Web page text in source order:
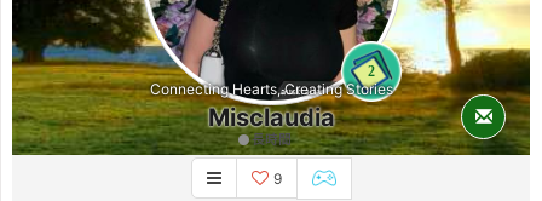
2
Connecting Hearts, Creating Stories
Misclaudia
長時間
9